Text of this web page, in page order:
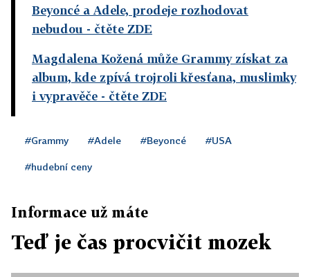
Beyoncé a Adele, prodeje rozhodovat
nebudou - čtěte ZDE
Magdalena Kožená může Grammy získat za
album, kde zpívá trojroli křesťana, muslimky
i vypravěče - čtěte ZDE
#Grammy #Adele #Beyoncé #USA
#hudební ceny
Informace už máte
Teď je čas procvičit mozek